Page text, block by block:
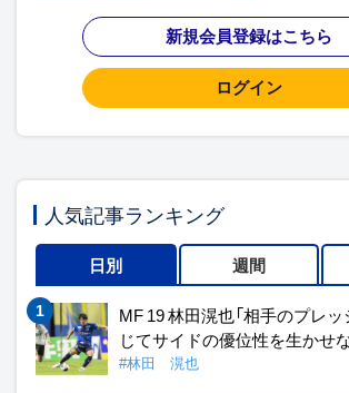
新規会員登録はこちら
ログイン
人気記事ランキング
日別 週間
MF 19 林田滉也「相手のプレ
じてサイドの優位性を生かせ
#林田 滉也